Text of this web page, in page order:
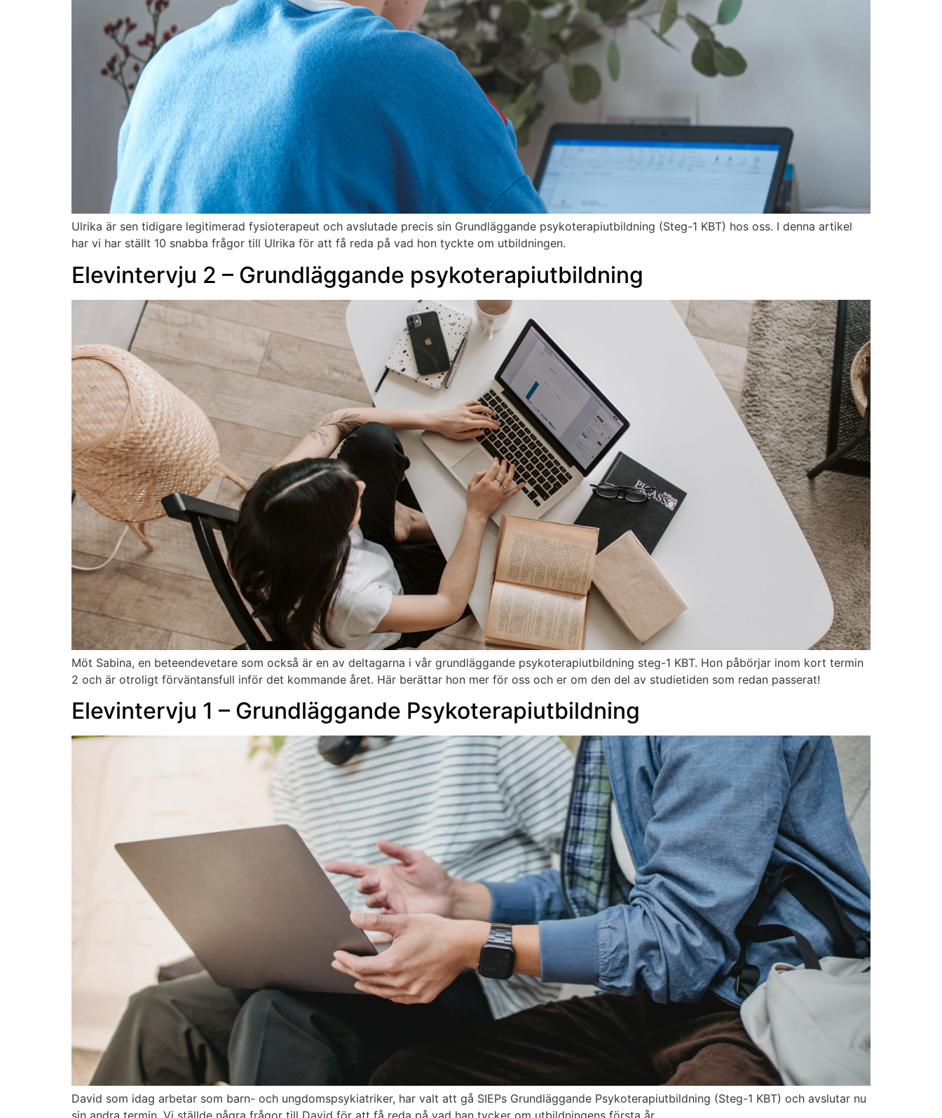
Ulrika är sen tidigare legitimerad fysioterapeut och avslutade precis sin Grundläggande psykoterapiutbildning (Steg-1 KBT) hos oss. I denna artikel
har vi har ställt 10 snabba frågor till Ulrika för att få reda på vad hon tyckte om utbildningen.
Elevintervju 2 – Grundläggande psykoterapiutbildning
Möt Sabina, en beteendevetare som också är en av deltagarna i vår grundläggande psykoterapiutbildning steg-1 KBT. Hon påbörjar inom kort termin
2 och är otroligt förväntansfull inför det kommande året. Här berättar hon mer för oss och er om den del av studietiden som redan passerat!
Elevintervju 1 – Grundläggande Psykoterapiutbildning
David som idag arbetar som barn- och ungdomspsykiatriker, har valt att gå SIEPs Grundläggande Psykoterapiutbildning (Steg-1 KBT) och avslutar nu